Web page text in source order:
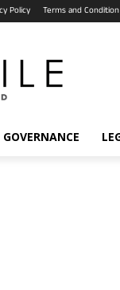
Policy Terms and Condition
GOVERNANCE